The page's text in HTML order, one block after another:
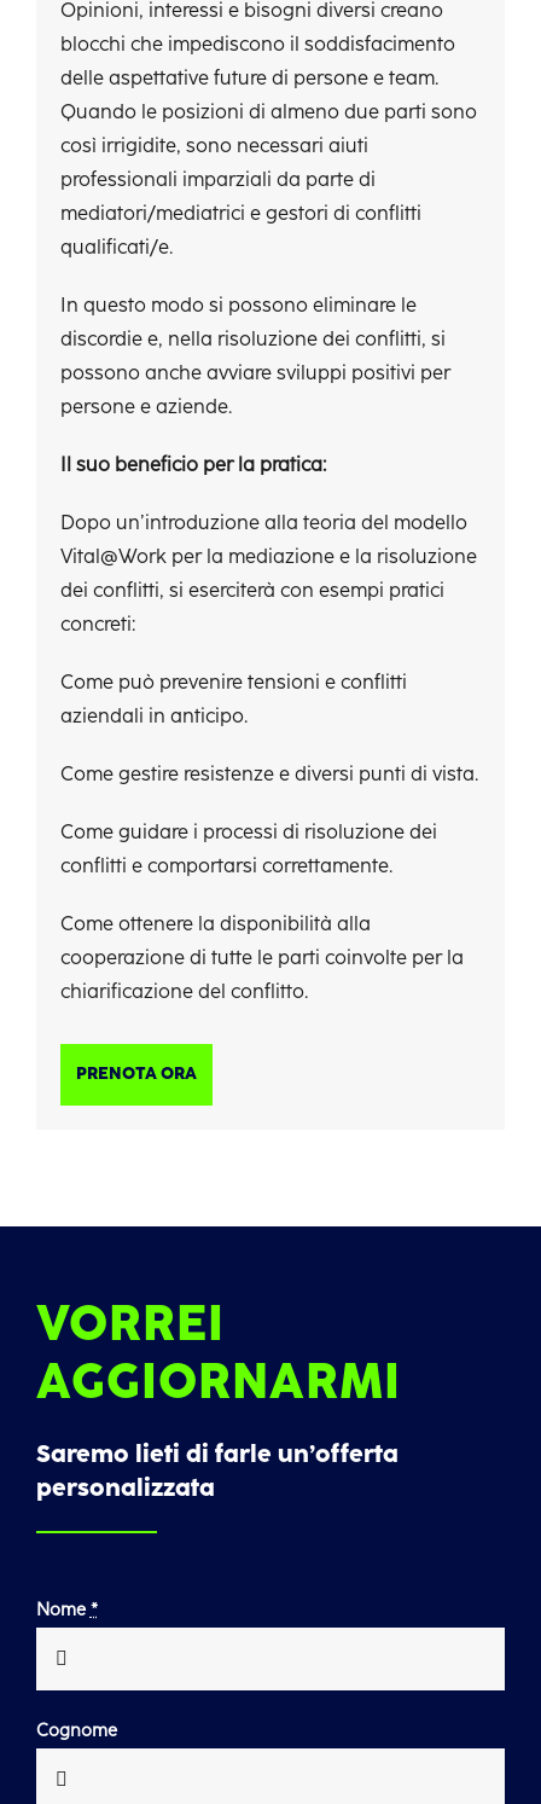
Opinioni, interessi e bisogni diversi creano
blocchi che impediscono il soddisfacimento
delle aspettative future di persone e team.
Quando le posizioni di almeno due parti sono
così irrigidite, sono necessari aiuti
professionali imparziali da parte di
mediatori/mediatrici e gestori di conflitti
qualificati/e.
In questo modo si possono eliminare le
discordie e, nella risoluzione dei conflitti, si
possono anche avviare sviluppi positivi per
persone e aziende.
Il suo beneficio per la pratica:
Dopo un’introduzione alla teoria del modello
Vital@Work per la mediazione e la risoluzione
dei conflitti, si eserciterà con esempi pratici
concreti:
Come può prevenire tensioni e conflitti
aziendali in anticipo.
Come gestire resistenze e diversi punti di vista.
Come guidare i processi di risoluzione dei
conflitti e comportarsi correttamente.
Come ottenere la disponibilità alla
cooperazione di tutte le parti coinvolte per la
chiarificazione del conflitto.
PRENOTA ORA
VORREI
AGGIORNARMI
Saremo lieti di farle un’offerta
personalizzata
Nome*
Cognome